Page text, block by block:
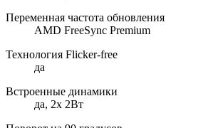
Переменная частота обновления
AMD FreeSync Premium
Технология Flicker-free
да
Встроенные динамики
да, 2x 2Вт